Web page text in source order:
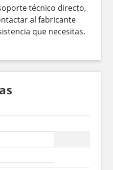
técnico directo,
al fabricante
que necesitas.